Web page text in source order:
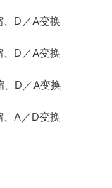
D／A变换
D／A变换
、D／A变换
A／D变换